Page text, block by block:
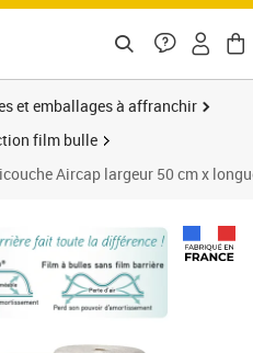
et emballages à affranchir
film bulle
Aircap largeur 50 cm x